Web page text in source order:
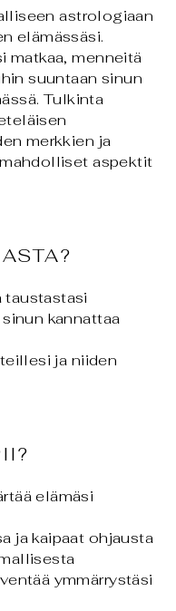
astrologiaan
elämässäsi.
matkaa, menneitä
suuntaan sinun
Tulkinta
merkkien ja
aspektit
taustastasi
kannattaa
ja niiden
elämäsi
ja kaipaat ohjausta
ymmärrystäsi